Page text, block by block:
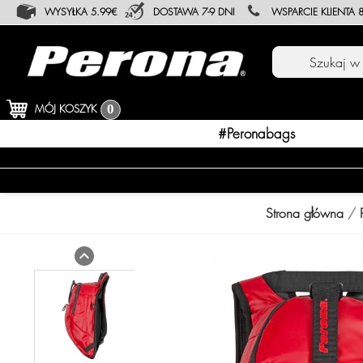
WYSYŁKA 5.99€ DOSTAWA 7-9 DNI WSPARCIE
MÓJ KOSZYK 0
#peronabags
Strona główna
expand_less